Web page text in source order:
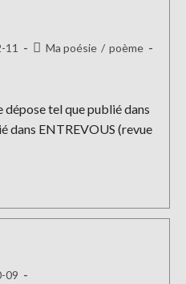
11
PostMa poésie / poème
tel que publié dans
dans ENTREVOUS (revue
09